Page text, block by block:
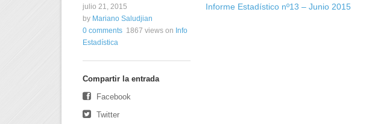
Informe Estadístico nº13 – Junio 2015
julio 21, 2015
by Mariano Saludjian
0 comments 1867 views on Info
Estadística
Compartir la entrada
Facebook
Twitter